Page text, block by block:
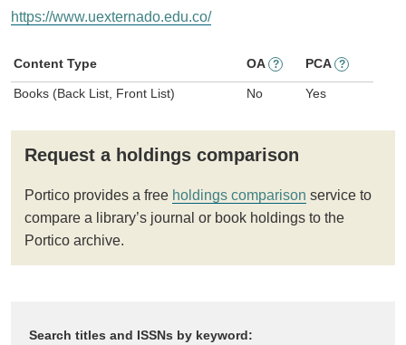
https://www.uexternado.edu.co/
Content Type OA ? PCA ?
Books (Back List, Front List) No Yes
Request a holdings comparison
Portico provides a free holdings comparison service to
compare a library’s journal or book holdings to the
Portico archive.
Search titles and ISSNs by keyword: